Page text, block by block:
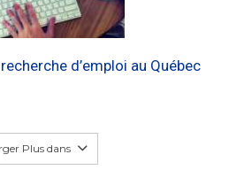
d’emploi au Québec
Plus dans